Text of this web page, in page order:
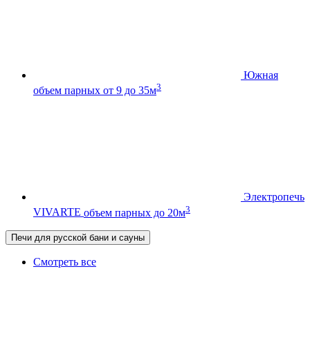
Южная
объем парных от 9 до 35м3
Электропечь
VIVARTE объем парных до 20м3
Печи для русской бани и сауны
Смотреть все